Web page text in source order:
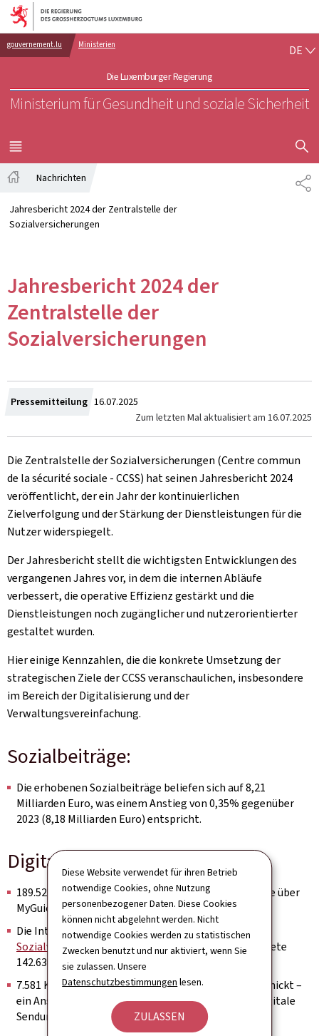
Diese Website verwendet für ihren Betrieb
notwendige Cookies, ohne Nutzung
personenbezogener Daten. Diese Cookies
können nicht abgelehnt werden. Nicht
notwendige Cookies werden zu statistischen
Zwecken benutzt und nur aktiviert, wenn Sie
sie zulassen. Unsere
Datenschutzbestimmungen lesen.
ZULASSEN
Zur Hauptnavigation
Zum Inhalt
gouvernement.lu Ministerien
Die Luxemburger Regierung
Ministerium für Gesundheit und soziale Sicherheit
DE
MENÜ
HAUPT-
Nachrichten
Jahresbericht 2024 der Zentralstelle der
Sozialversicherungen
Jahresbericht 2024 der
Zentralstelle der
Sozialversicherungen
Pressemitteilung Zum
16.07.2025
Zum letzten Mal aktualisiert am 16.07.2025
Die Zentralstelle der Sozialversicherungen (Centre commun
de la sécurité sociale - CCSS) hat seinen Jahresbericht 2024
veröffentlicht, der ein Jahr der kontinuierlichen
Zielverfolgung und der Stärkung der Dienstleistungen für die
Nutzer widerspiegelt.
Der Jahresbericht stellt die wichtigsten Entwicklungen des
vergangenen Jahres vor, in dem die internen Abläufe
verbessert, die operative Effizienz gestärkt und die
Dienstleistungen noch zugänglicher und nutzerorientierter
gestaltet wurden.
Hier einige Kennzahlen, die die konkrete Umsetzung der
strategischen Ziele der CCSS veranschaulichen, insbesondere
im Bereich der Digitalisierung und der
Verwaltungsvereinfachung.
Sozialbeiträge:
Die erhobenen Sozialbeiträge beliefen sich auf 8,21
Milliarden Euro, was einem Anstieg von 0,35% gegenüber
2023 (8,18 Milliarden Euro) entspricht.
Digitalisierung:
189.527 Sozialversicherungsnachweise wurden online über
MyGuichet.lu generiert;
Die Internetseite zurBestellung eines
Sozialversicherungsnachweisesauf ccss.lu verzeichnete
142.630 Besuche;
7.581 Kontoauszüge wurden über MyGuichet.lu verschickt –
ein Anstieg von 28,6% im Vergleich zu 2023 (5.489 digitale
Sendungen).